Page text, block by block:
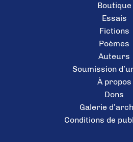
Boutique
Essais
Fictions
Poèmes
Auteurs
Soumission
À propos
Dons
Galerie
Conditions de